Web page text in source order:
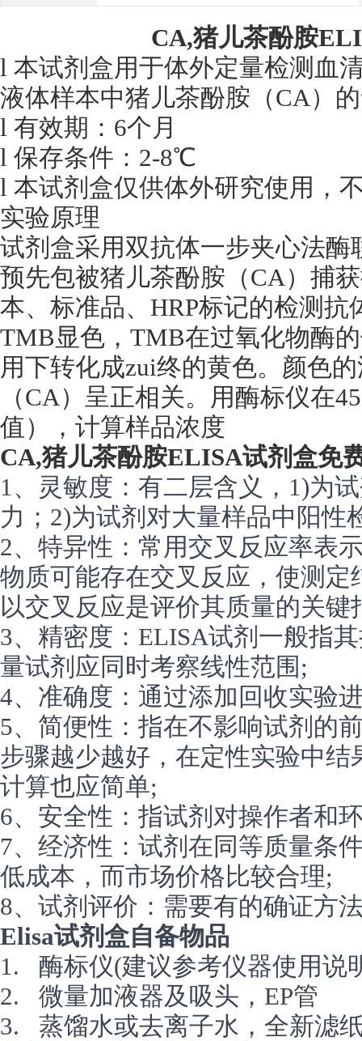
CA,猪儿茶酚胺
l 本试剂盒用于体外定量检测血
液体样本中猪儿茶酚胺（CA）
l 有效期：6个月
l 保存条件：2-8℃
l 本试剂盒仅供体外研究使用，
实验原理
试剂盒采用双抗体一步夹心法
预先包被猪儿茶酚胺（CA）捕
本、标准品、HRP标记的检测
TMB显色，TMB在过氧化物酶
用下转化成zui终的黄色。颜色
（CA）呈正相关。用酶标仪在
值），计算样品浓度
CA,猪儿茶酚胺ELISA试剂盒免
1、灵敏度：有二层含义，1)为
力；2)为试剂对大量样品中阳性
2、特异性：常用交叉反应率表
物质可能存在交叉反应，使测
以交叉反应是评价其质量的关键
3、精密度：ELISA试剂一般指
量试剂应同时考察线性范围;
4、准确度：通过添加回收实验
5、简便性：指在不影响试剂的
步骤越少越好，在定性实验中
计算也应简单;
6、安全性：指试剂对操作者和
7、经济性：试剂在同等质量条
低成本，而市场价格比较合理;
8、试剂评价：需要有的确证方
Elisa试剂盒自备物品
1. 酶标仪(建议参考仪器使用说
2. 微量加液器及吸头，EP管
3. 蒸馏水或去离子水，全新滤